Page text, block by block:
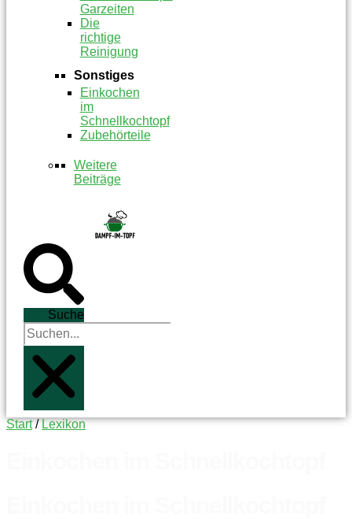
Garzeiten
Die
richtige
Reinigung
Sonstiges
Einkochen
im
Schnellkochtopf
Zubehörteile
Weitere
Beiträge
Suche
Start/Lexikon